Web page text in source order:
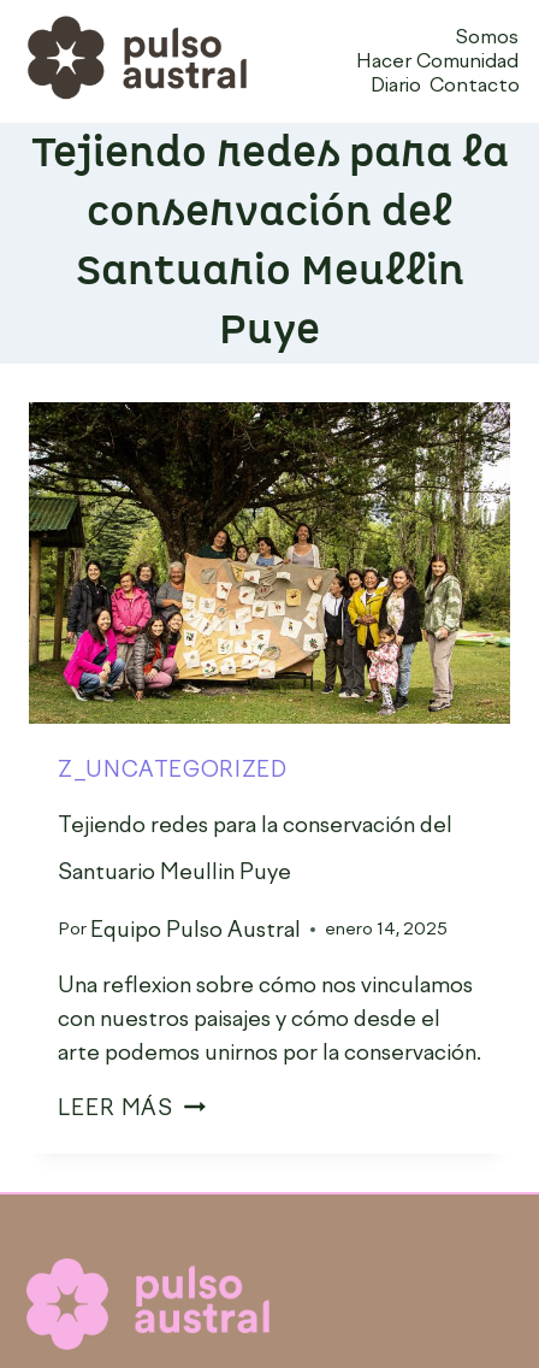
Somos
Hacer Comunidad
Diario Contacto
Tejiendo redes para la
conservación del
Santuario Meullin
Puye
Z_UNCATEGORIZED
Tejiendo redes para la conservación del
Santuario Meullin Puye
Por Equipo Pulso Austral enero 14, 2025
Una reflexion sobre cómo nos vinculamos
con nuestros paisajes y cómo desde el
arte podemos unirnos por la conservación.
LEER MÁS